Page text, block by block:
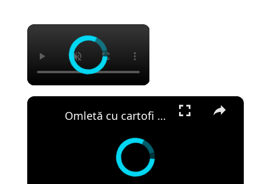
×
×
Omletă cu cartofi rași - rapidă și sățioasă. Perfectă pentru orice masă a zilei sau pentru pachet.